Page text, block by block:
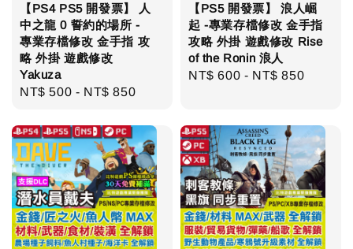
【PS4 PS5 開發票】 人
中之龍 0 誓約的場所 -
專業存檔修改 金手指 攻
略 外掛 遊戲修改
Yakuza
Regular
NT$ 500 - NT$ 850
【PS5 開發票】 浪人崛
起 -專業存檔修改 金手指
攻略 外掛 遊戲修改 Rise
of the Ronin 浪人
Regular
NT$ 600 - NT$ 850